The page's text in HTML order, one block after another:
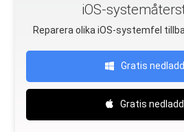
iOS-
Reparera olika iOS-systemfel
Gratis
Gratis